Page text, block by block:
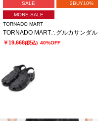
SALE 2BUY10%
MORE SALE
TORNADO MART
TORNADO MART∴グルカサンダル
￥19,668(税込) 40%OFF